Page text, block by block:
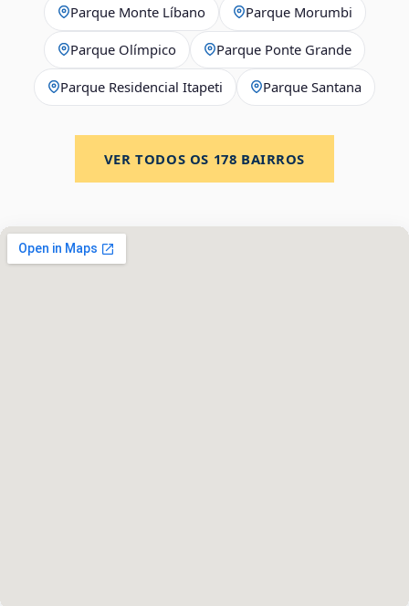
Parque Monte Líbano Parque Morumbi
Parque Olímpico Parque Ponte Grande
Parque Residencial Itapeti Parque Santana
VER TODOS OS 178 BAIRROS